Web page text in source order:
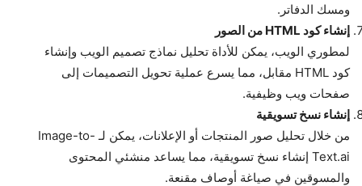
ومسك الدفاتر.
إنشاء كود HTML من الصور
لمطوري الويب، يمكن للأداة تحليل نماذج تصميم الويب وإنشاء
كود HTML مقابل، مما يسرع عملية تحويل التصميمات إلى
صفحات ويب وظيفية.
إنشاء نسخ تسويقية
من خلال تحليل صور المنتجات أو الإعلانات، يمكن لـ Image-to-
Text.ai إنشاء نسخ تسويقية، مما يساعد منشئي المحتوى
والمسوقين في صياغة أوصاف مقنعة.